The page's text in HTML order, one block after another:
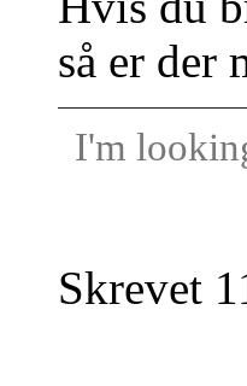
så er der
I'm
Skrevet